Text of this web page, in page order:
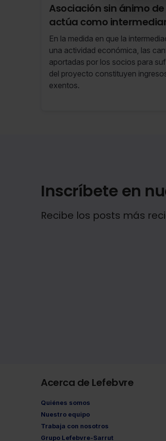
Asociación sin ánimo
actúa como
contratar un proyecto
a favor de los socios
En la medida en que la
una actividad económica, las
aportadas por los socios para
del proyecto constituyen
exentos.
Inscríbete en
Recibe los posts más
Acerca de Lefebvre
Quiénes somos
Nuestro equipo
Trabaja con nosotros
Grupo Lefebvre-Sarrut